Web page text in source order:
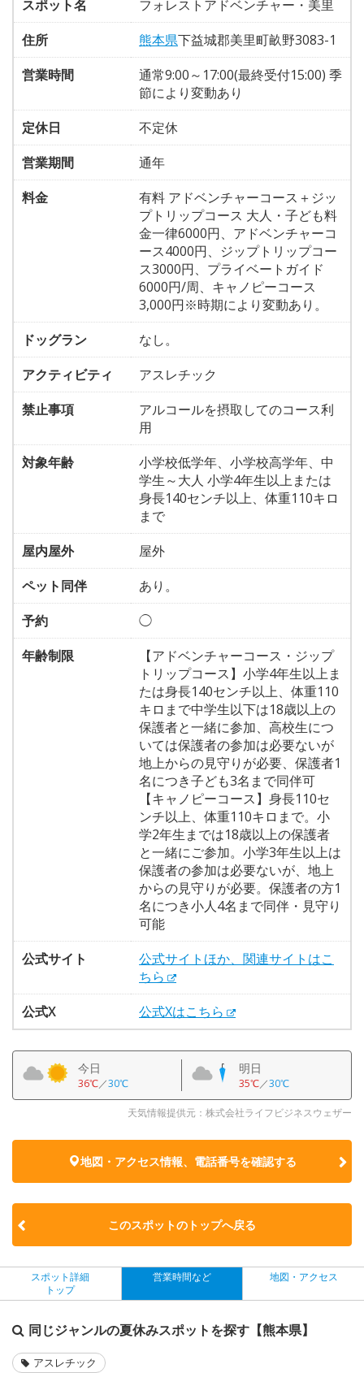
スポット名
フォレストアドベンチャー・美里
住所
熊本県下益城郡美里町畝野3083-1
営業時間
通常9:00～17:00(最終受付15:00) 季
節により変動あり
定休日
不定休
営業期間
通年
料金
有料 アドベンチャーコース＋ジッ
プトリップコース 大人・子ども料
金一律6000円、アドベンチャーコ
ース4000円、ジップトリップコー
ス3000円、プライベートガイド
6000円/周、キャノピーコース
3,000円※時期により変動あり。
ドッグラン
なし。
アクティビティ
アスレチック
禁止事項
アルコールを摂取してのコース利
用
対象年齢
小学校低学年、小学校高学年、中
学生～大人 小学4年生以上または
身長140センチ以上、体重110キロ
まで
屋内屋外
屋外
ペット同伴
あり。
予約
◯
年齢制限
【アドベンチャーコース・ジップ
トリップコース】小学4年生以上ま
たは身長140センチ以上、体重110
キロまで中学生以下は18歳以上の
保護者と一緒に参加、高校生につ
いては保護者の参加は必要ないが
地上からの見守りが必要、保護者1
名につき子ども3名まで同伴可
【キャノピーコース】身長110セ
ンチ以上、体重110キロまで。小
学2年生までは18歳以上の保護者
と一緒にご参加。小学3年生以上は
保護者の参加は必要ないが、地上
からの見守りが必要。保護者の方1
名につき小人4名まで同伴・見守り
可能
公式サイト
公式サイトほか、関連サイトはこ
ちら
公式X
公式Xはこちら
今日
36℃／30℃
明日
35℃／30℃
天気情報提供元：株式会社ライフビジネスウェザー
地図・アクセス情報、電話番号を確認する
このスポットのトップへ戻る
スポット詳細
トップ
営業時間など 地図・アクセス
同じジャンルの夏休みスポットを探す【熊本県】
アスレチック